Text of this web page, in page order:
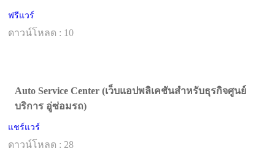
ฟรีแวร์
ดาวน์โหลด : 10
Auto Service Center (เว็บแอปพลิเคชันสำหรับธุรกิจศูนย์
บริการ อู่ซ่อมรถ)
แชร์แวร์
ดาวน์โหลด : 28